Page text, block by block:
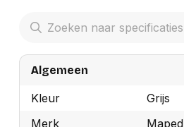
Algemeen
Kleur
Grijs
Merk
Maped